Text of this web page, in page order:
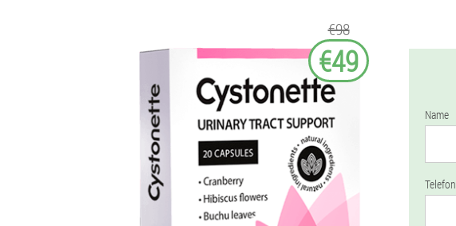
€98
€49
Name
Telefon